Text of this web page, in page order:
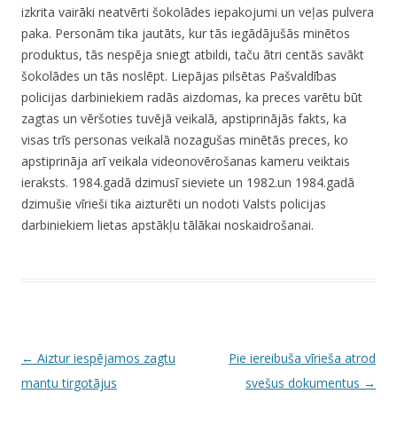
izkrita vairāki neatvērti šokolādes iepakojumi un veļas pulvera
paka. Personām tika jautāts, kur tās iegādājušās minētos
produktus, tās nespēja sniegt atbildi, taču ātri centās savākt
šokolādes un tās noslēpt. Liepājas pilsētas Pašvaldības
policijas darbiniekiem radās aizdomas, ka preces varētu būt
zagtas un vēršoties tuvējā veikalā, apstiprinājās fakts, ka
visas trīs personas veikalā nozagušas minētās preces, ko
apstiprināja arī veikala videonovērošanas kameru veiktais
ieraksts. 1984.gadā dzimusī sieviete un 1982.un 1984.gadā
dzimušie vīrieši tika aizturēti un nodoti Valsts policijas
darbiniekiem lietas apstākļu tālākai noskaidrošanai.
P
o
← Aiztur iespējamos zagtu
mantu tirgotājus
Pie iereibuša vīrieša atrod
svešus dokumentus →